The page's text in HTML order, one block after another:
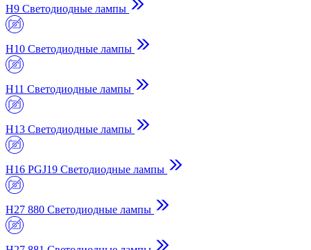
H9 Светодиодные лампы
H10 Светодиодные лампы
H11 Светодиодные лампы
H13 Светодиодные лампы
H16 PGJ19 Светодиодные лампы
H27 880 Светодиодные лампы